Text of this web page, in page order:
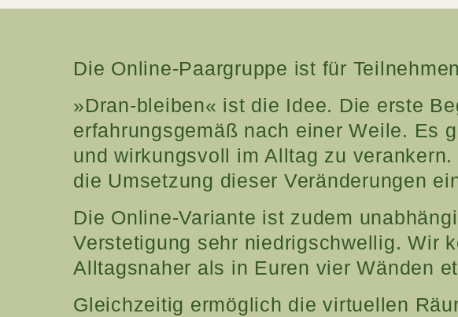
Die Online-Paargruppe ist für
»Dran-bleiben« ist die Idee. Die erste
erfahrungsgemäß nach einer Weile. Es
und wirkungsvoll im Alltag zu
die Umsetzung dieser Veränderungen
Die Online-Variante ist zudem
Verstetigung sehr niedrigschwellig. Wir
Alltagsnaher als in Euren vier Wänden
Gleichzeitig ermöglich die virtuellen